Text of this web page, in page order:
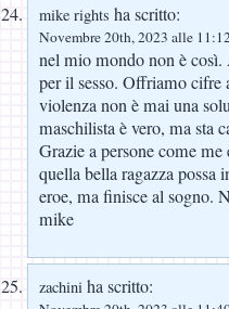
mike rights ha scritto:
Novembre 20th, 2023 alle
nel mio mondo non è così.
per il sesso. Offriamo cifre
violenza non è mai una
maschilista è vero, ma sta
Grazie a persone come
quella bella ragazza possa
eroe, ma finisce al sogno.
mike
zachini ha scritto: